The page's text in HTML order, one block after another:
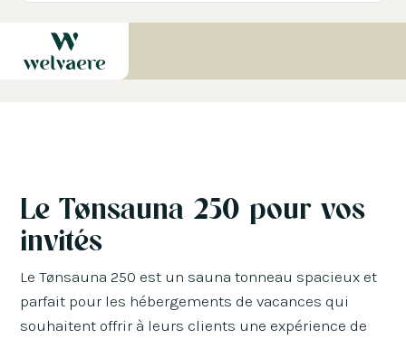
Le Tønsauna 250 pour vos
invités
Le Tønsauna 250 est un sauna tonneau spacieux et
parfait pour les hébergements de vacances qui
souhaitent offrir à leurs clients une expérience de